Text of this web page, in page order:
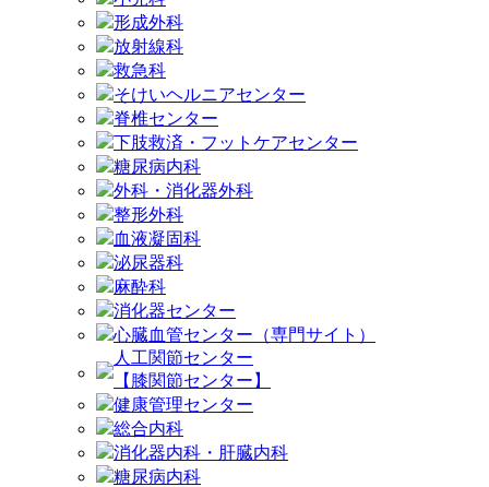
形成外科
放射線科
救急科
そけいヘルニアセンター
脊椎センター
下肢救済・フットケアセンター
糖尿病内科
外科・消化器外科
整形外科
血液凝固科
泌尿器科
麻酔科
消化器センター
心臓血管センター（専門サイト）
人工関節センター
【膝関節センター】
健康管理センター
総合内科
消化器内科・肝臓内科
糖尿病内科